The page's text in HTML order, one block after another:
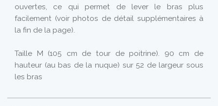
ouvertes, ce qui permet de lever le bras plus
facilement (voir photos de détail supplémentaires à
la fin de la page).
Taille M (105 cm de tour de poitrine). 90 cm de
hauteur (au bas de la nuque) sur 52 de largeur sous
les bras